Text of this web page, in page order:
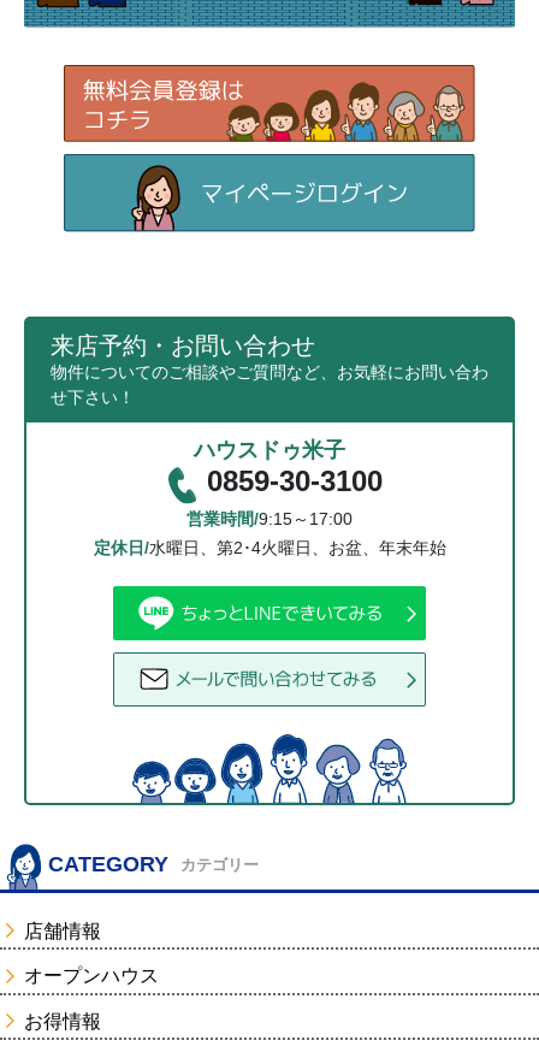
来店予約・お問い合わせ
物件についてのご相談やご質問など、お気軽にお問い合わ
せ下さい！
ハウスドゥ米子
0859-30-3100
営業時間/9:15～17:00
定休日/水曜日、第2･4火曜日、お盆、年末年始
CATEGORY カテゴリー
店舗情報
オープンハウス
お得情報